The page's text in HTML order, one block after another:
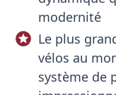
modernité
Le plus
vélos au
système de